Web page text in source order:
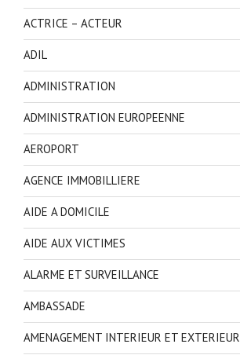
ACTRICE – ACTEUR
ADIL
ADMINISTRATION
ADMINISTRATION EUROPEENNE
AEROPORT
AGENCE IMMOBILLIERE
AIDE A DOMICILE
AIDE AUX VICTIMES
ALARME ET SURVEILLANCE
AMBASSADE
AMENAGEMENT INTERIEUR ET EXTERIEUR